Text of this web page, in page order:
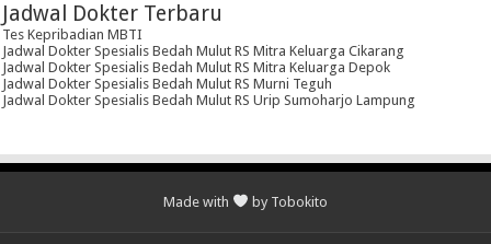
Jadwal Dokter Terbaru
Tes Kepribadian MBTI
Jadwal Dokter Spesialis Bedah Mulut RS Mitra Keluarga Cikarang
Jadwal Dokter Spesialis Bedah Mulut RS Mitra Keluarga Depok
Jadwal Dokter Spesialis Bedah Mulut RS Murni Teguh
Jadwal Dokter Spesialis Bedah Mulut RS Urip Sumoharjo Lampung
Made with by Tobokito